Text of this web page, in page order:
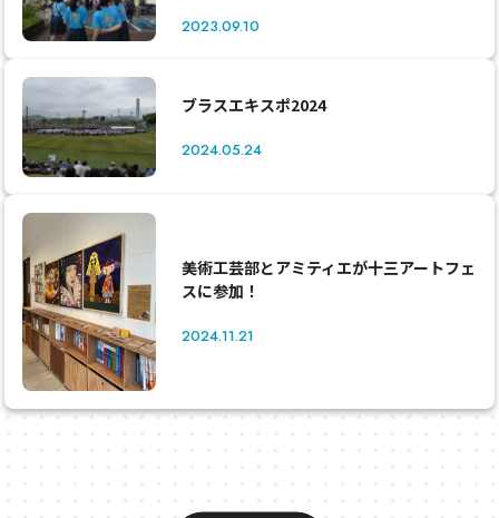
2023.09.10
ブラスエキスポ2024
2024.05.24
美術工芸部とアミティエが十三アートフェ
スに参加！
2024.11.21